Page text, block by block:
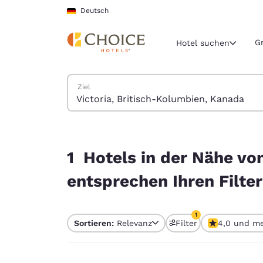
Weiter Zu Hauptinhalt
Deutsch
Aktuelle
Nord- und
United
América
Hotel suchen
Hotels suchen
Ziel
1 Hotels in der Nähe
entsprechen Ihren
Sortieren: Relevanz Filter
1
1 Filter aktuell
4,0 und